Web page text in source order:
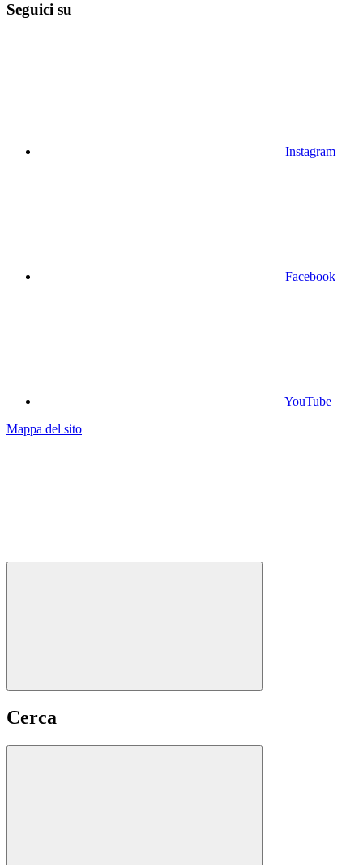
Seguici su
Instagram
Facebook
YouTube
Mappa del sito
Cerca